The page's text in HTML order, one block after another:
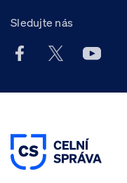
Sledujte nás
Facebook účet
X účet